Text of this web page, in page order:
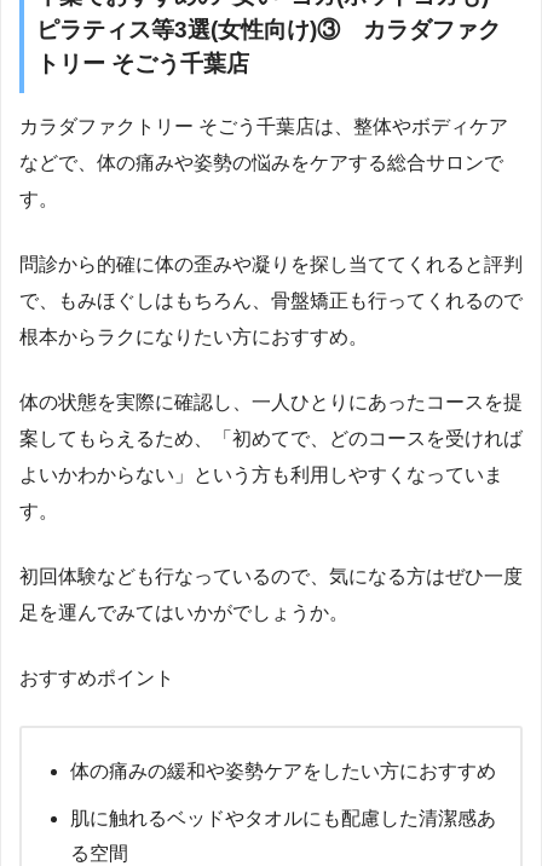
ピラティス等3選(女性向け)③ カラダファク
トリー そごう千葉店
カラダファクトリー そごう千葉店は、整体やボディケア
などで、体の痛みや姿勢の悩みをケアする総合サロンで
す。
問診から的確に体の歪みや凝りを探し当ててくれると評判
で、もみほぐしはもちろん、骨盤矯正も行ってくれるので
根本からラクになりたい方におすすめ。
体の状態を実際に確認し、一人ひとりにあったコースを提
案してもらえるため、「初めてで、どのコースを受ければ
よいかわからない」という方も利用しやすくなっていま
す。
初回体験なども行なっているので、気になる方はぜひ一度
足を運んでみてはいかがでしょうか。
おすすめポイント
体の痛みの緩和や姿勢ケアをしたい方におすすめ
肌に触れるベッドやタオルにも配慮した清潔感あ
る空間